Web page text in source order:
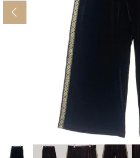
ブランドから探す
年代から探す
メンズ商品カテ